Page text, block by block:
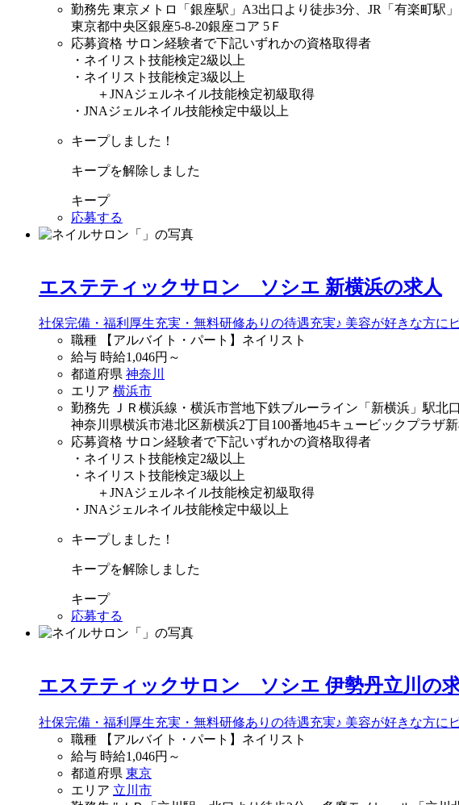
勤務先 東京メトロ「銀座駅」A3出口より徒歩3分、JR「有楽町駅
東京都中央区銀座5-8-20銀座コア 5Ｆ
応募資格 サロン経験者で下記いずれかの資格取得者
・ネイリスト技能検定2級以上
・ネイリスト技能検定3級以上
＋JNAジェルネイル技能検定初級取得
・JNAジェルネイル技能検定中級以上
キープしました！
キープを解除しました
キープ
応募する
エステティックサロン ソシエ 新横浜の求人
社保完備・福利厚生充実・無料研修ありの待遇充実♪ 美容が好きな方に
職種
【アルバイト・パート】ネイリスト
給与 時給1,046円～
都道府県 神奈川
エリア 横浜市
勤務先 ＪＲ横浜線・横浜市営地下鉄ブルーライン「新横浜」駅北
神奈川県横浜市港北区新横浜2丁目100番地45キュービックプラザ
応募資格 サロン経験者で下記いずれかの資格取得者
・ネイリスト技能検定2級以上
・ネイリスト技能検定3級以上
＋JNAジェルネイル技能検定初級取得
・JNAジェルネイル技能検定中級以上
キープしました！
キープを解除しました
キープ
応募する
エステティックサロン ソシエ 伊勢丹立川の
社保完備・福利厚生充実・無料研修ありの待遇充実♪ 美容が好きな方に
職種
【アルバイト・パート】ネイリスト
給与 時給1,046円～
都道府県 東京
エリア 立川市